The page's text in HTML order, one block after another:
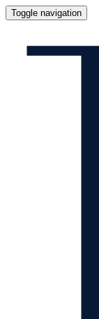
Toggle navigation